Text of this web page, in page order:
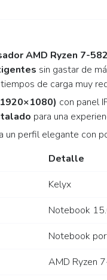
AMD Ryzen 7-
sin gastar de
de carga muy
con panel
para una
un perfil elegante con
Detalle
Kelyx
Notebook
Notebook
AMD Ryzen